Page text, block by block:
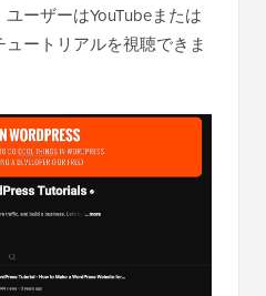
ーザーはYouTubeまたは
ートリアルを視聴できま